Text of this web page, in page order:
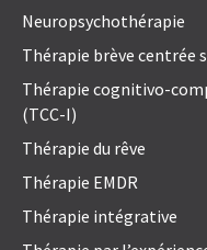
Neuropsychothérapie
Thérapie brève centrée
Thérapie cognitivo-
(TCC-I)
Thérapie du rêve
Thérapie EMDR
Thérapie intégrative